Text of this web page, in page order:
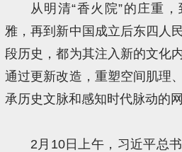
从明清“香火院”的庄重
雅，再到新中国成立后东四人
段历史，都为其注入新的文化
通过更新改造，重塑空间肌理
承历史文脉和感知时代脉动的
2月10日上午，习近平总